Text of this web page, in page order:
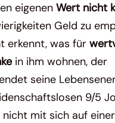
eigenen Wert nicht
Geld zu
erkennt, was für
in ihm wohnen, der
seine
9/5
nicht mit sich auf